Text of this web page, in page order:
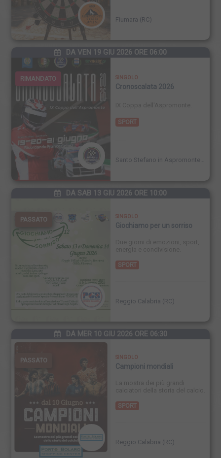
Fiumara (RC)
DA VEN 19 GIU 2026 ORE 06:00
RIMANDATO SINGOLO
Cronoscalata 2026
SPORT
Santo Stefano in Aspromonte
DA SAB 13 GIU 2026 ORE 10:00
PASSATO SINGOLO
Giochiamo per un sorriso
SPORT
Reggio Calabria (RC)
DA MER 10 GIU 2026 ORE 06:30
PASSATO SINGOLO
Campioni mondiali
SPORT
Reggio Calabria (RC)